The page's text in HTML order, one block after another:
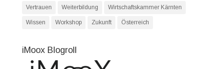
Vertrauen Weiterbildung Wirtschaftskammer Kärnten
Wissen Workshop Zukunft Österreich
iMoox Blogroll